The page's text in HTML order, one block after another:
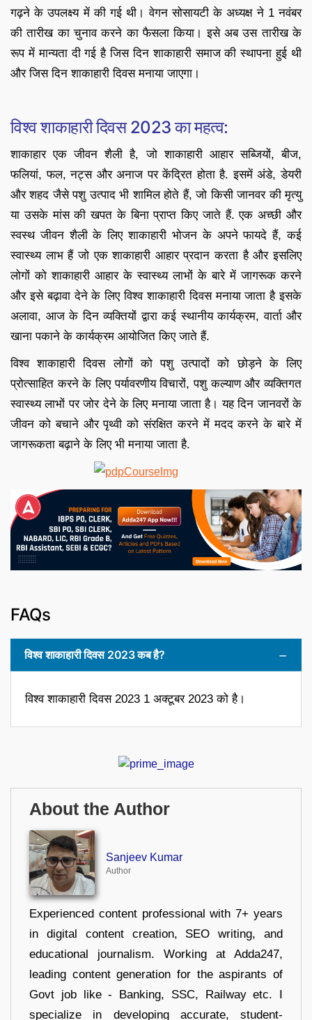
गढ़ने के उपलक्ष्य में की गई थी। वेगन सोसायटी के अध्यक्ष ने 1 नवंबर
की तारीख का चुनाव करने का फैसला किया। इसे अब उस तारीख के
रूप में मान्यता दी गई है जिस दिन शाकाहारी समाज की स्थापना हुई थी
और जिस दिन शाकाहारी दिवस मनाया जाएगा।
विश्व शाकाहारी दिवस 2023 का महत्व:
शाकाहार एक जीवन शैली है, जो शाकाहारी आहार सब्जियों, बीज,
फलियां, फल, नट्स और अनाज पर केंद्रित होता है. इसमें अंडे, डेयरी
और शहद जैसे पशु उत्पाद भी शामिल होते हैं, जो किसी जानवर की मृत्यु
या उसके मांस की खपत के बिना प्राप्त किए जाते हैं. एक अच्छी और
स्वस्थ जीवन शैली के लिए शाकाहारी भोजन के अपने फायदे हैं, कई
स्वास्थ्य लाभ हैं जो एक शाकाहारी आहार प्रदान करता है और इसलिए
लोगों को शाकाहारी आहार के स्वास्थ्य लाभों के बारे में जागरूक करने
और इसे बढ़ावा देने के लिए विश्व शाकाहारी दिवस मनाया जाता है इसके
अलावा, आज के दिन व्यक्तियों द्वारा कई स्थानीय कार्यक्रम, वार्ता और
खाना पकाने के कार्यक्रम आयोजित किए जाते हैं.
विश्व शाकाहारी दिवस लोगों को पशु उत्पादों को छोड़ने के लिए
प्रोत्साहित करने के लिए पर्यावरणीय विचारों, पशु कल्याण और व्यक्तिगत
स्वास्थ्य लाभों पर जोर देने के लिए मनाया जाता है। यह दिन जानवरों के
जीवन को बचाने और पृथ्वी को संरक्षित करने में मदद करने के बारे में
जागरूकता बढ़ाने के लिए भी मनाया जाता है.
FAQs
विश्व शाकाहारी दिवस 2023 कब है?
विश्व शाकाहारी दिवस 2023 1 अक्टूबर 2023 को है।
About the Author
Sanjeev Kumar
Author
Experienced content professional with 7+ years
in digital content creation, SEO writing, and
educational journalism. Working at Adda247,
leading content generation for the aspirants of
Govt job like - Banking, SSC, Railway etc. I
specialize in developing accurate, student-